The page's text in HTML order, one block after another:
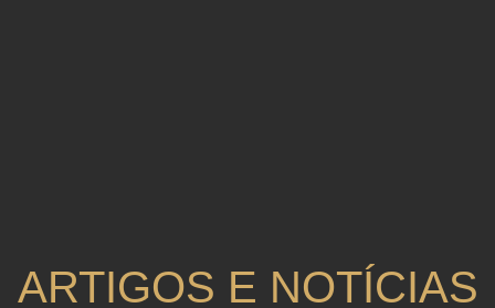
ARTIGOS E NOTÍCIAS